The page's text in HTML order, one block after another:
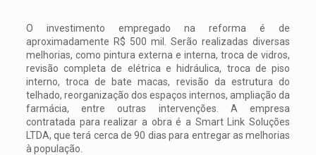
O investimento empregado na reforma é de
aproximadamente R$ 500 mil. Serão realizadas diversas
melhorias, como pintura externa e interna, troca de vidros,
revisão completa de elétrica e hidráulica, troca de piso
interno, troca de bate macas, revisão da estrutura do
telhado, reorganização dos espaços internos, ampliação da
farmácia, entre outras intervenções. A empresa
contratada para realizar a obra é a Smart Link Soluções
LTDA, que terá cerca de 90 dias para entregar as melhorias
à população.